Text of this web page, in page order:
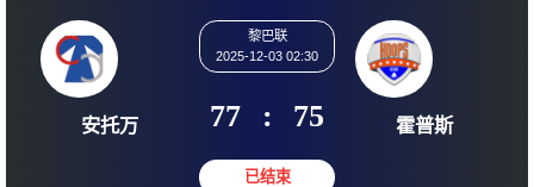
黎巴联
2025-12-03 02:30